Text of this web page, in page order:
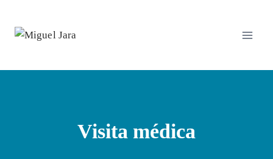
contenido
Visita médica